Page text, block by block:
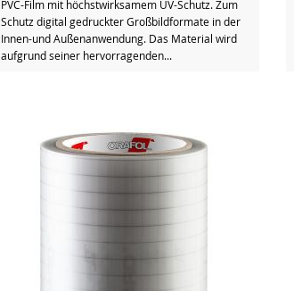
PVC-Film mit höchstwirksamem UV-Schutz. Zum
Schutz digital gedruckter Großbildformate in der
Innen-und Außenanwendung. Das Material wird
aufgrund seiner hervorragenden...